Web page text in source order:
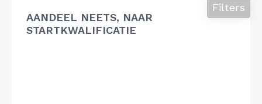
AANDEEL NEETS, NAAR
STARTKWALIFICATIE
Filters